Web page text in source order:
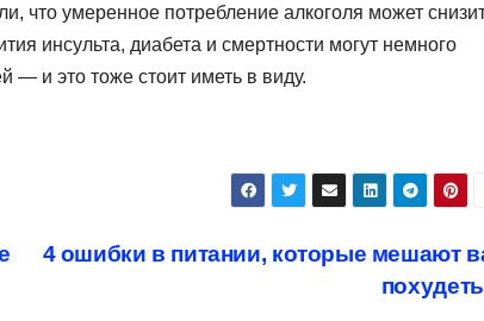
что умеренное потребление алкоголя может
инсульта, диабета и смертности могут немного
— и это тоже стоит иметь в виду.
4 ошибки в питании, которые мешают
похудеть